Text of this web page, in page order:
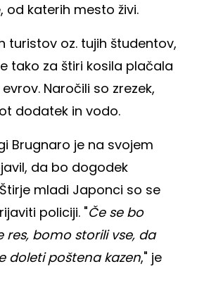
katerih mesto živi.
turistov oz. tujih študentov,
tako za štiri kosila plačala
evrov. Naročili so zrezek,
dodatek in vodo.
Brugnaro je na svojem
da bo dogodek
mladi Japonci so se
policiji. "Če se bo
res, bomo storili vse, da
doleti poštena kazen," je